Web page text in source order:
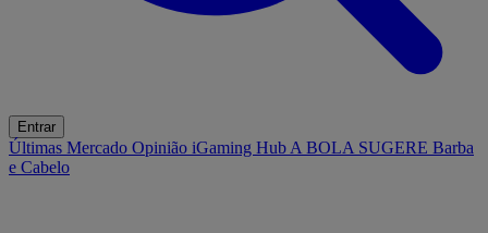
Entrar
Últimas Mercado Opinião iGaming Hub A BOLA SUGERE Barba
e Cabelo